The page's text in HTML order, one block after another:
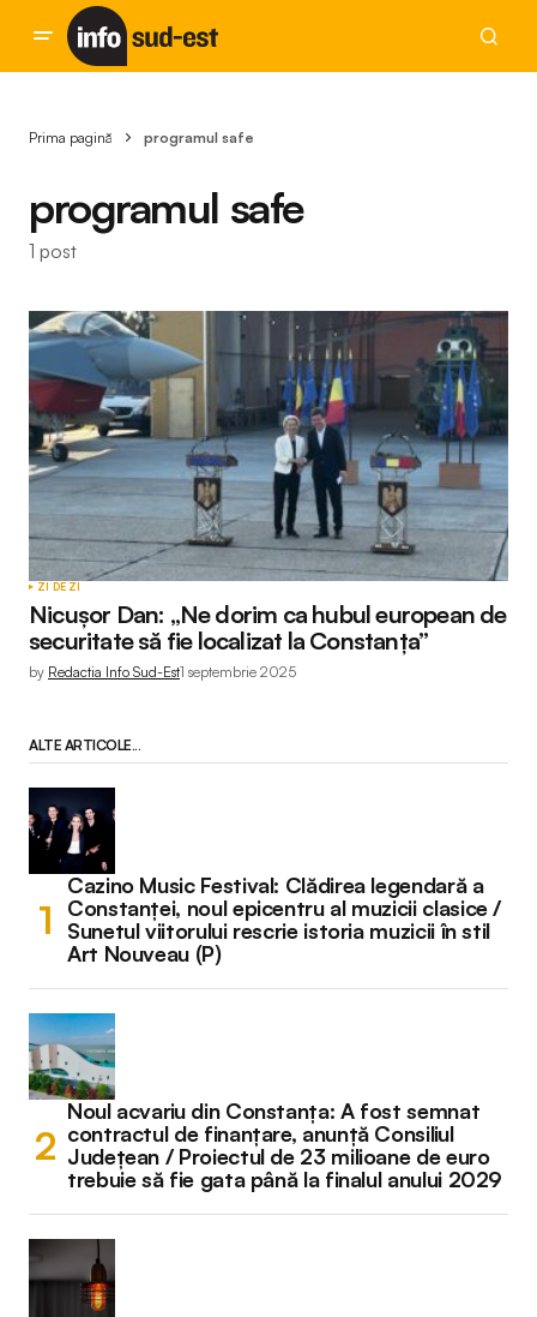
Prima pagină programul safe
programul safe
1 post
ZI DE ZI
Nicușor Dan: „Ne dorim ca hubul european de
securitate să fie localizat la Constanța”
by Redactia Info Sud-Est1 septembrie 2025
ALTE ARTICOLE...
Cazino Music Festival: Clădirea legendară a
Constanței, noul epicentru al muzicii clasice /
Sunetul viitorului rescrie istoria muzicii în stil
Art Nouveau (P)
Noul acvariu din Constanța: A fost semnat
contractul de finanțare, anunță Consiliul
Județean / Proiectul de 23 milioane de euro
trebuie să fie gata până la finalul anului 2029